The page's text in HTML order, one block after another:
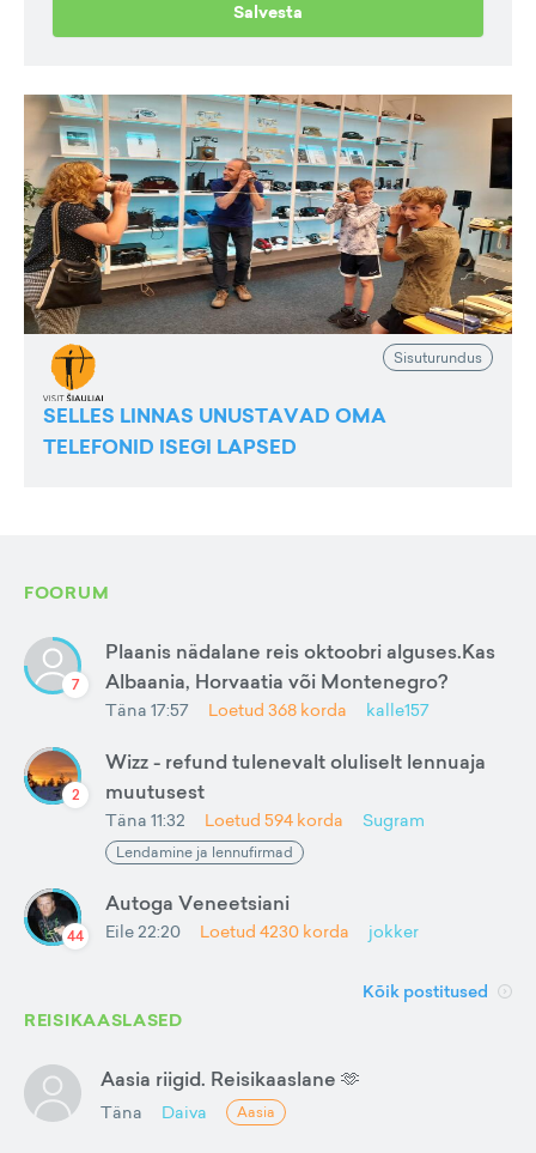
Salvesta
Sisuturundus
SELLES LINNAS UNUSTAVAD OMA
TELEFONID ISEGI LAPSED
FOORUM
7
Plaanis nädalane reis oktoobri alguses.Kas
Albaania, Horvaatia või Montenegro?
Täna 17:57 Loetud 368 korda kalle157
2
Wizz - refund tulenevalt oluliselt lennuaja
muutusest
Täna 11:32 Loetud 594 korda Sugram
Lendamine ja lennufirmad
44
Autoga Veneetsiani
Eile 22:20 Loetud 4230 korda jokker
Kõik postitused
REISIKAASLASED
Aasia riigid. Reisikaaslane 🫶
Täna Daiva Aasia